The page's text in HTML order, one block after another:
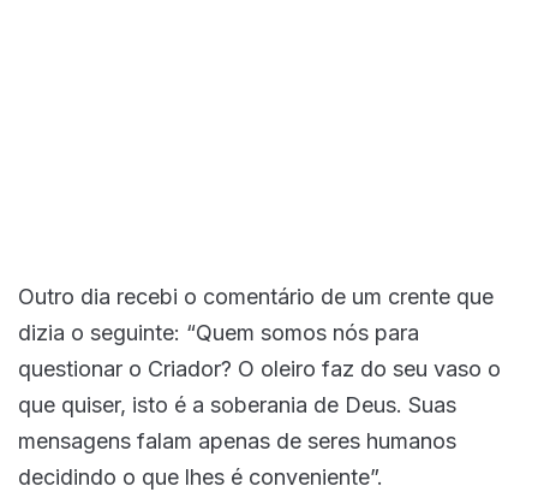
Outro dia recebi o comentário de um crente que
dizia o seguinte: “Quem somos nós para
questionar o Criador? O oleiro faz do seu vaso o
que quiser, isto é a soberania de Deus. Suas
mensagens falam apenas de seres humanos
decidindo o que lhes é conveniente”.